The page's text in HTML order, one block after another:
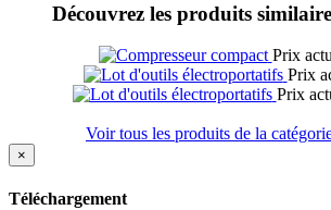
Découvrez les produits
Prix
Prix
Prix
Voir tous les produits de la
×
Téléchargement